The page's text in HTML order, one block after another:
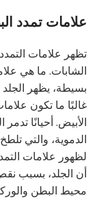
علامات تمدد
تظهر علامات
الشابات. ما هي
بسيطة، يظهر الجلد
غالبًا ما تكون
الأبيض. أحيانًا
الدموية، والتي
لظهور علامات
أن الجلد، بسبب نقص
محيط البطن